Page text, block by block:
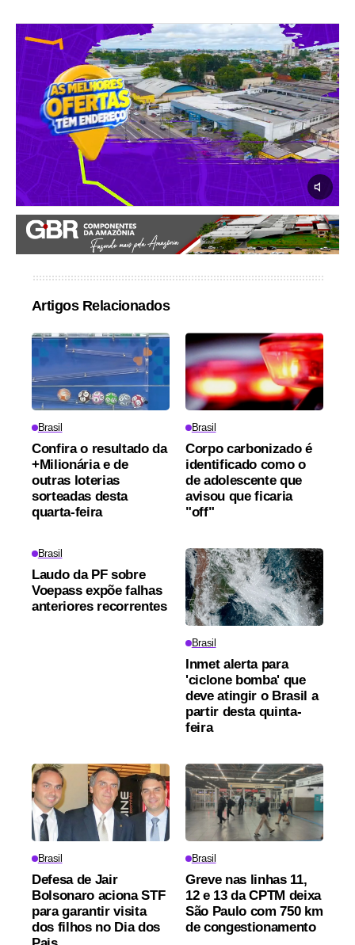
Artigos Relacionados
Brasil
Confira o resultado da
+Milionária e de
outras loterias
sorteadas desta
quarta-feira
Brasil
Corpo carbonizado é
identificado como o
de adolescente que
avisou que ficaria
"off"
Brasil
Laudo da PF sobre
Voepass expõe falhas
anteriores recorrentes
Brasil
Inmet alerta para
'ciclone bomba' que
deve atingir o Brasil a
partir desta quinta-
feira
Brasil
Defesa de Jair
Bolsonaro aciona STF
para garantir visita
dos filhos no Dia dos
Brasil
Greve nas linhas 11,
12 e 13 da CPTM deixa
São Paulo com 750 km
de congestionamento